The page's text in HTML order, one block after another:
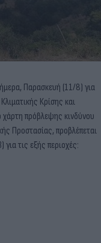
Παρασκευή (11/8) για
Κρίσης και
χάρτη πρόβλεψης κινδύνου
Προστασίας, προβλέπεται
τις εξής περιοχές: